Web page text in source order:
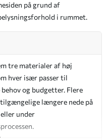
på grund af
i rummet.
tre materialer af høj
hver især passer til
og budgetter. Flere
længere nede på
under